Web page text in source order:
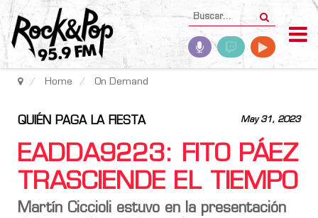
Home On Demand
May 31, 2023
QUIÉN PAGA LA FIESTA
EADDA9223: FITO PÁEZ
TRASCIENDE EL TIEMPO
Martín Ciccioli estuvo en la presentación